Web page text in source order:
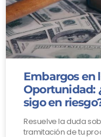
Embargos en
Oportunidad:
sigo en
Resuelve la duda
tramitación de tu